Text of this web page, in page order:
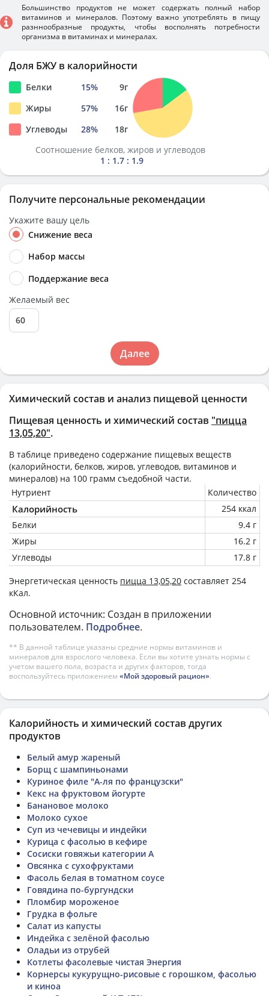
Химический состав и анализ пищевой ценности
Пищевая ценность и химический состав "пицца
13,05,20".
В таблице приведено содержание пищевых веществ
(калорийности, белков, жиров, углеводов, витаминов и
минералов) на 100 грамм съедобной части.
Нутриент
Количество
Калорийность
254 ккал
Белки
9.4 г
Жиры
16.2 г
Углеводы
17.8 г
Энергетическая ценность пицца 13,05,20 составляет 254
кКал.
Основной источник: Создан в приложении
пользователем. Подробнее.
** В данной таблице указаны средние нормы витаминов и
минералов для взрослого человека. Если вы хотите узнать нормы с
учетом вашего пола, возраста и других факторов, тогда
воспользуйтесь приложением «Мой здоровый рацион».
Большинство продуктов не может содержать полный набор
витаминов и минералов. Поэтому важно употреблять в пищу
разннообразные продукты, чтобы восполнять потребности
организма в витаминах и минералах.
Доля БЖУ в калорийности
Белки 15% 9г
Жиры
57% 16г
Углеводы
28% 18г
Соотношение белков, жиров и углеводов
1 : 1.7 : 1.9
Получите персональные рекомендации
Укажите вашу цель
Снижение веса
Набор массы
Поддержание веса
Желаемый вес
Далее
Калорийность и химический состав других
продуктов
Белый амур жареный
Борщ с шампиньонами
Куриное филе "А-ля по французски"
Кекс на фруктовом йогурте
Банановое молоко
Молоко сухое
Суп из чечевицы и индейки
Курица с фасолью в кефире
Сосиски говяжьи категории А
Овсянка с сухофруктами
Фасоль белая в томатном соусе
Говядина по-бургундски
Пломбир мороженое
Грудка в фольге
Салат из капусты
Индейка с зелёной фасолью
Оладьи из отрубей
Котлеты фасолевые чистая Энергия
Корнерсы кукурущно-рисовые с горошком, фасолью
и киноа